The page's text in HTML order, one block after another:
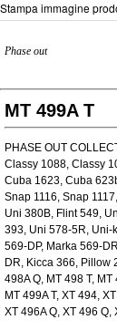
Stampa immagine
Phase out
MT 499A T
PHASE OUT
Classy 1088, Classy
Cuba 1623, Cuba
Snap 1116, Snap
Uni 380B, Flint 549,
393, Uni 578-5R, Uni-
569-DP, Marka 569-
DR, Kicca 366, Pillow
498A Q, MT 498 T, MT
MT 499A T, XT 494,
XT 496A Q, XT 496 Q,